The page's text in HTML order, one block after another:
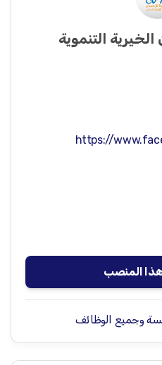
التنموية
https://
المنصب
وجميع الوظائف